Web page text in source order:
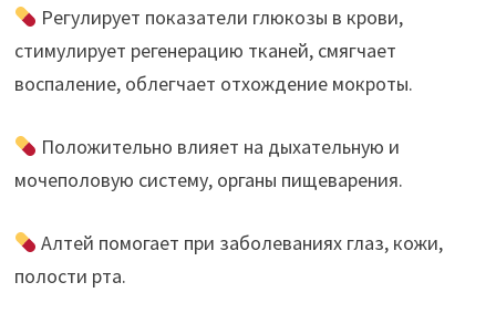
Регулирует показатели глюкозы в крови,
стимулирует регенерацию тканей, смягчает
воспаление, облегчает отхождение мокроты.
Положительно влияет на дыхательную и
мочеполовую систему, органы пищеварения.
Алтей помогает при заболеваниях глаз, кожи,
полости рта.